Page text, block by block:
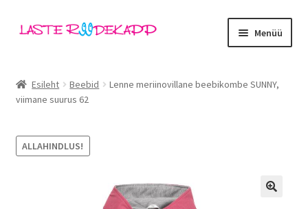
Liigu
Liigu
Menüü
Tüdrukud
Poisid
Esileht Beebid
Lenne meriinovillane beebikombe SUNNY,
viimane suurus 62
ALLAHINDLUS!